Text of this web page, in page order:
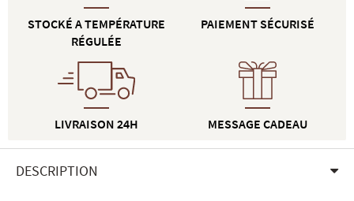
STOCKÉ A TEMPÉRATURE
RÉGULÉE
LIVRAISON 24H
PAIEMENT SÉCURISÉ
MESSAGE CADEAU
DESCRIPTION